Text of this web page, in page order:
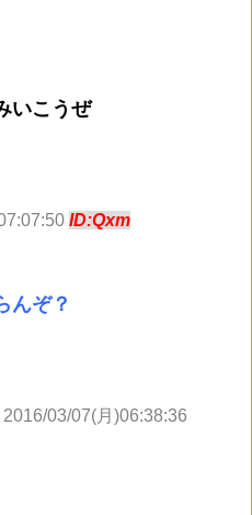
いこうぜ
ID:Qxm
んぞ？
2016/03/07(月)06:38:36